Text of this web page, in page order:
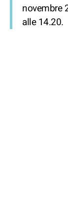
novembre
alle 14.20.